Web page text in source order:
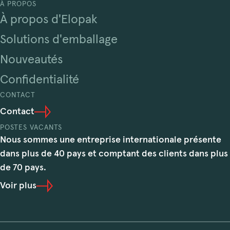
À PROPOS
À propos d'Elopak
Solutions d'emballage
Nouveautés
Confidentialité
CONTACT
Contact
POSTES VACANTS
Nous sommes une entreprise internationale présente
dans plus de 40 pays et comptant des clients dans plus
de 70 pays.
Voir plus